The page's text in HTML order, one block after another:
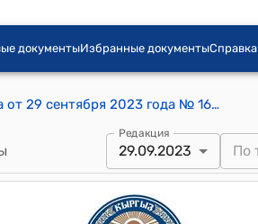
документыИзбранные документыСправка
Постановление Первомайского айылного кенеша от 29 сентября 2023 года № 166 "О выделении денежных средств на соофинансирование"
Редакция
29.09.2023